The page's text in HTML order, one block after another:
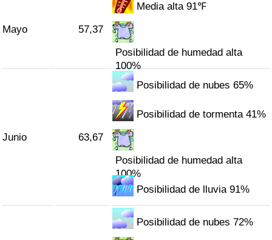
Mayo 57,37
Media alta 91℉
Posibilidad de humedad alta
100%
Junio 63,67
Posibilidad de nubes 65%
Posibilidad de tormenta 41%
Posibilidad de humedad alta
100%
Posibilidad de lluvia 91%
Posibilidad de nubes 72%